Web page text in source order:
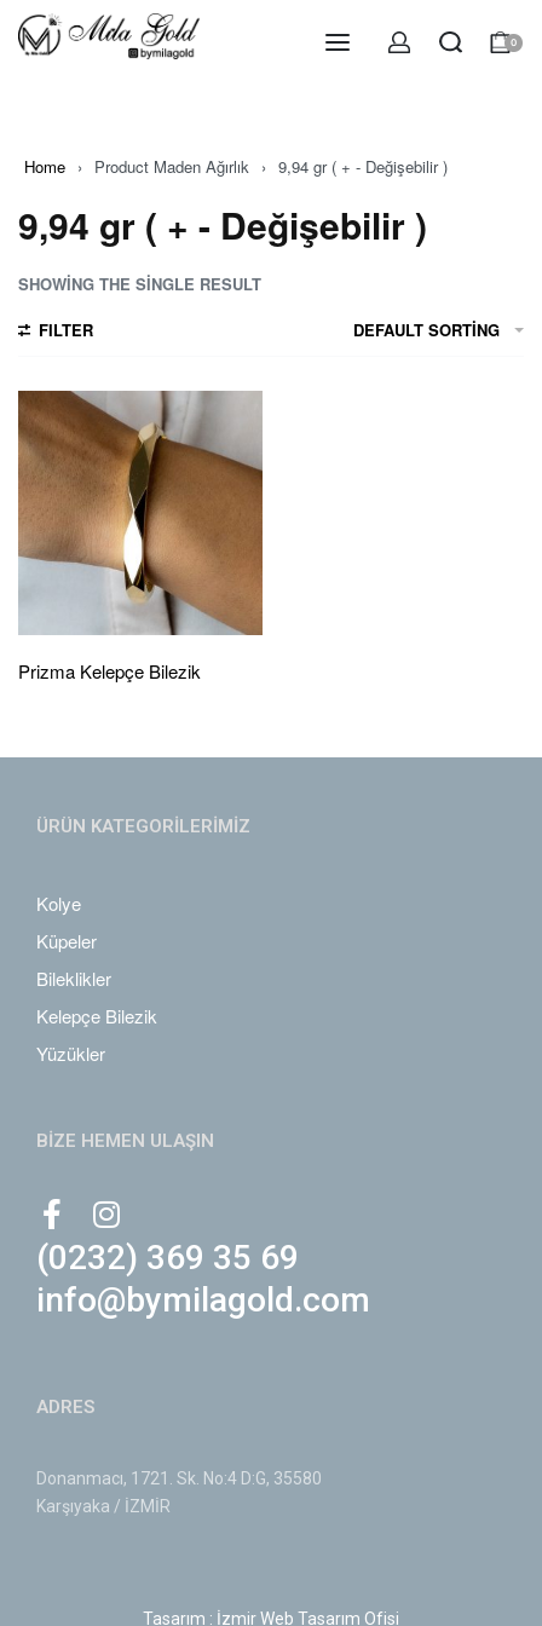
0
Home › Product Maden Ağırlık › 9,94 gr ( + - Değişebilir )
9,94 gr ( + - Değişebilir )
SHOWING THE SINGLE RESULT
FILTER
DEFAULT SORTING
Prizma Kelepçe Bilezik
ÜRÜN KATEGORİLERİMİZ
Kolye
Küpeler
Bileklikler
Kelepçe Bilezik
Yüzükler
BİZE HEMEN ULAŞIN
(0232) 369 35 69
info@bymilagold.com
ADRES
Donanmacı, 1721. Sk. No:4 D:G, 35580
Karşıyaka / İZMİR
Tasarım : İzmir Web Tasarım Ofisi